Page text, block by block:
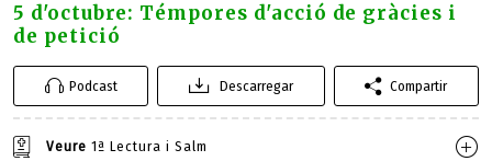
5 d'octubre: Témpores d'acció de gràcies i
de petició
Podcast Descarregar Compartir
Veure 1ª Lectura i Salm